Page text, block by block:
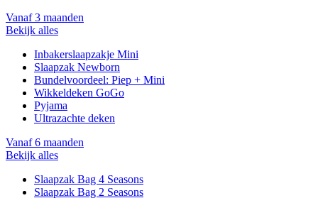
Vanaf 3 maanden
Bekijk alles
Inbakerslaapzakje Mini
Slaapzak Newborn
Bundelvoordeel: Piep + Mini
Wikkeldeken GoGo
Pyjama
Ultrazachte deken
Vanaf 6 maanden
Bekijk alles
Slaapzak Bag 4 Seasons
Slaapzak Bag 2 Seasons